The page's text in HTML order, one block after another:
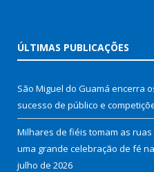
ÚLTIMAS PUBLICAÇÕES
São Miguel do Guamá encerra
sucesso de público e
Milhares de fiéis tomam as
uma grande celebração de fé
julho de 2026